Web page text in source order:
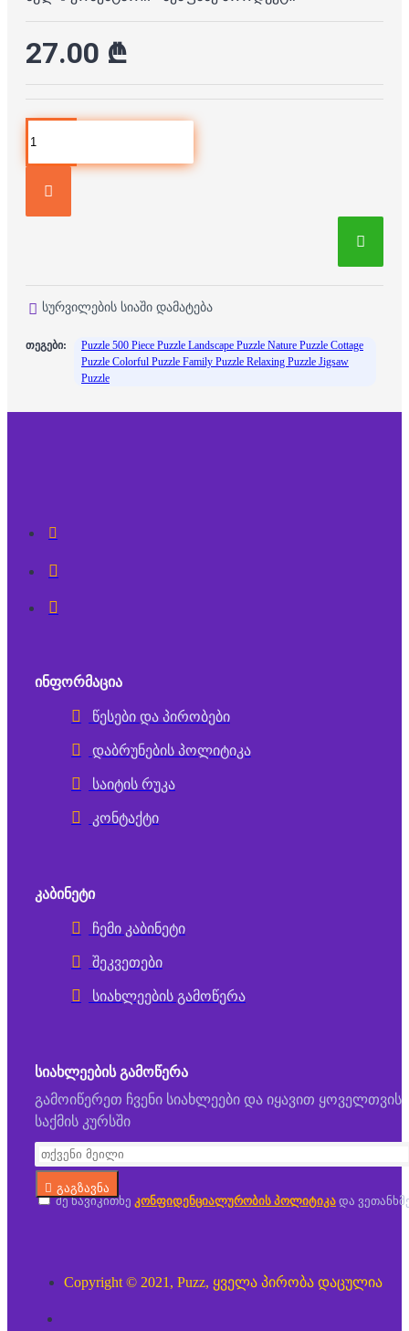
27.00 ₾
სურვილების სიაში დამატება
თეგები:
Puzzle 500 Piece Puzzle Landscape Puzzle Nature Puzzle Cottage
Puzzle Colorful Puzzle Family Puzzle Relaxing Puzzle Jigsaw
Puzzle
ᲘᲜᲤᲝᲠᲛᲐᲪᲘᲐ
წესები და პირობები
დაბრუნების პოლიტიკა
საიტის რუკა
კონტაქტი
ᲙᲐᲑᲘᲜᲔᲢᲘ
ჩემი კაბინეტი
შეკვეთები
სიახლეების გამოწერა
ᲡᲘᲐᲮᲚᲔᲔᲑᲘᲡ ᲒᲐᲛᲝᲬᲔᲠᲐ
გამოიწერეთ ჩვენი სიახლეები და იყავით ყოველთვის
საქმის კურსში
გაგზავნა
მე წავიკითხე კონფიდენციალურობის პოლიტიკა და
Copyright © 2021, Puzz, ყველა პირობა დაცულია